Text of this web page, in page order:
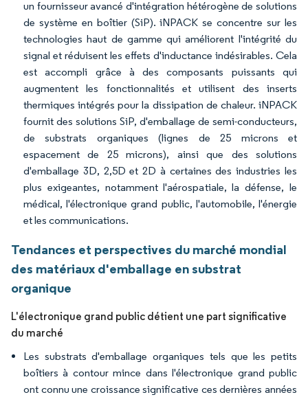
un fournisseur avancé d'intégration hétérogène de solutions
de système en boîtier (SiP). iNPACK se concentre sur les
technologies haut de gamme qui améliorent l'intégrité du
signal et réduisent les effets d'inductance indésirables. Cela
est accompli grâce à des composants puissants qui
augmentent les fonctionnalités et utilisent des inserts
thermiques intégrés pour la dissipation de chaleur. iNPACK
fournit des solutions SiP, d'emballage de semi-conducteurs,
de substrats organiques (lignes de 25 microns et
espacement de 25 microns), ainsi que des solutions
d'emballage 3D, 2,5D et 2D à certaines des industries les
plus exigeantes, notamment l'aérospatiale, la défense, le
médical, l'électronique grand public, l'automobile, l'énergie
et les communications.
Tendances et perspectives du marché mondial
des matériaux d'emballage en substrat
organique
L'électronique grand public détient une part significative
du marché
Les substrats d'emballage organiques tels que les petits
boîtiers à contour mince dans l'électronique grand public
ont connu une croissance significative ces dernières années